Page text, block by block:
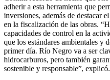
adherir a esta herramienta que
inversiones, además de destacar
en la fiscalización de las obras.
capacidades de control en la
que los estándares ambientales y
primer día. Río Negro va a ser
hidrocarburos, pero también
sostenible y responsable”, explicó.